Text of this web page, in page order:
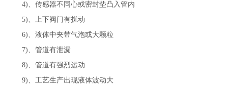
4)、传感器不同心或密封垫凸入管内
5)、上下阀门有扰动
6)、液体中夹带气泡或大颗粒
7)、管道有泄漏
8)、管道有强烈运动
9)、工艺生产出现液体波动大